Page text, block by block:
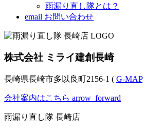
雨漏り直し隊とは？
email お問い合わせ
株式会社 ミライ建創長崎
長崎県長崎市多以良町2156-1 ( G-MAP
会社案内はこちら arrow_forward
雨漏り直し隊 長崎店